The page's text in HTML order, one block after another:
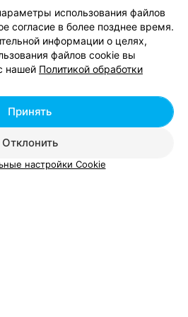
ИГРУШЕК
использования файлов
согласие в более позднее время.
информации о целях,
файлов cookie вы
нашей Политикой обработки
Отклонить
Принять
настройки Cookie